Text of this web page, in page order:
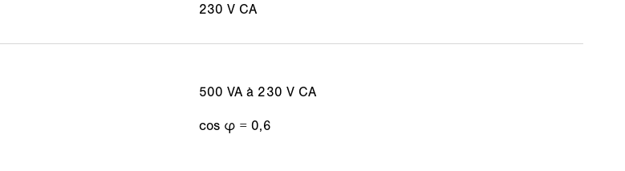
230 V CA
500 VA à 230 V CA
cos φ = 0,6